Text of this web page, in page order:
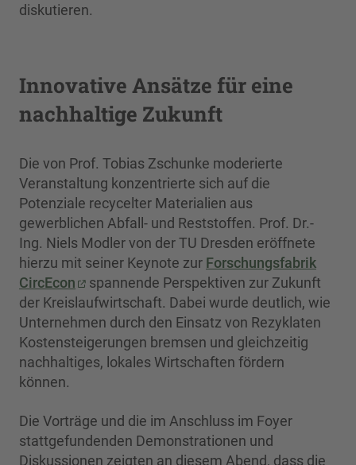
diskutieren.
Innovative Ansätze für eine
nachhaltige Zukunft
Die von Prof. Tobias Zschunke moderierte
Veranstaltung konzentrierte sich auf die
Potenziale recycelter Materialien aus
gewerblichen Abfall- und Reststoffen. Prof. Dr.-
Ing. Niels Modler von der TU Dresden eröffnete
hierzu mit seiner Keynote zur Forschungsfabrik
CircEcon
spannende Perspektiven zur Zukunft
der Kreislaufwirtschaft. Dabei wurde deutlich, wie
Unternehmen durch den Einsatz von Rezyklaten
Kostensteigerungen bremsen und gleichzeitig
nachhaltiges, lokales Wirtschaften fördern
können.
Die Vorträge und die im Anschluss im Foyer
stattgefundenden Demonstrationen und
Diskussionen zeigten an diesem Abend, dass die